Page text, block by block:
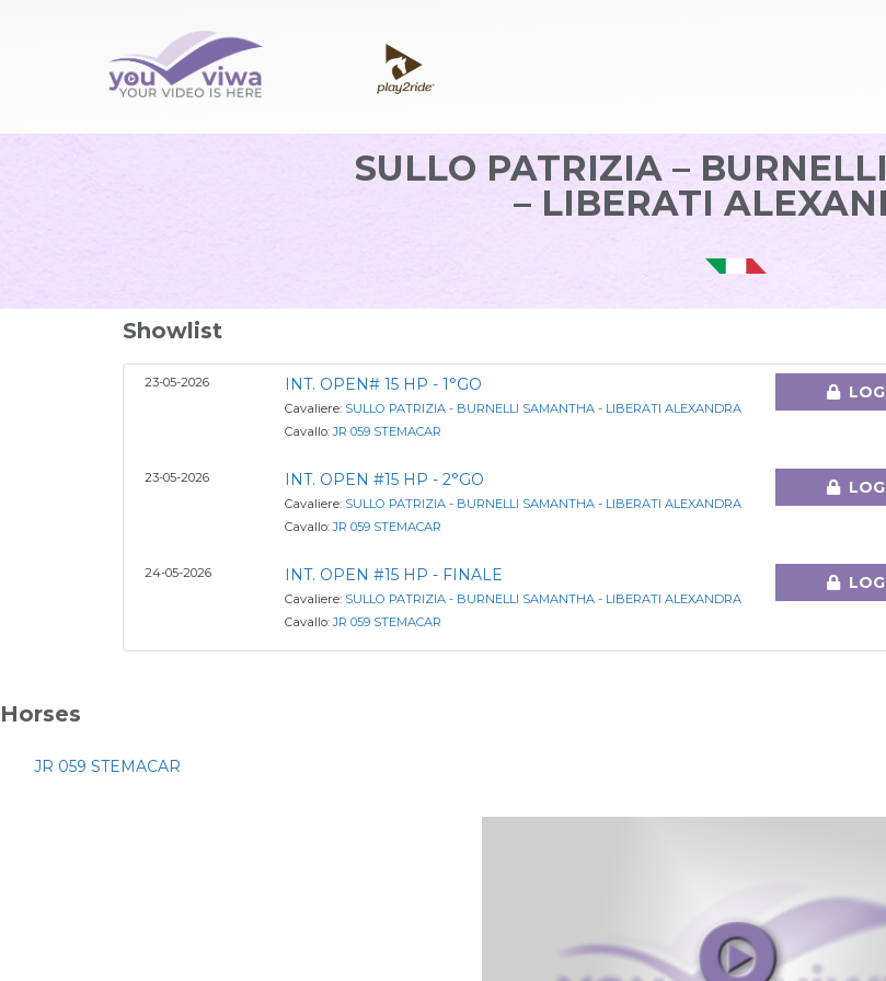
SULLO PATRIZIA –
– LIBERATI
Showlist
23-05-2026 INT. OPEN# 15 HP - 1°GO
Cavaliere: SULLO PATRIZIA - BURNELLI SAMANTHA - LIBERATI ALEXANDRA
Cavallo:JR 059 STEMACAR
23-05-2026 INT. OPEN #15 HP - 2°GO
Cavaliere: SULLO PATRIZIA - BURNELLI SAMANTHA - LIBERATI ALEXANDRA
Cavallo:JR 059 STEMACAR
24-05-2026 INT. OPEN #15 HP - FINALE
Cavaliere: SULLO PATRIZIA - BURNELLI SAMANTHA - LIBERATI ALEXANDRA
Cavallo:JR 059 STEMACAR
Horses
JR 059 STEMACAR